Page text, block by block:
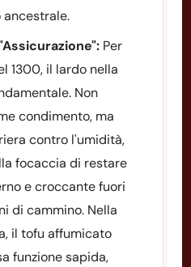
Per
1300, il lardo nella
Non
condimento, ma
contro l'umidità,
focaccia di restare
e croccante fuori
di cammino. Nella
il tofu affumicato
funzione sapida,